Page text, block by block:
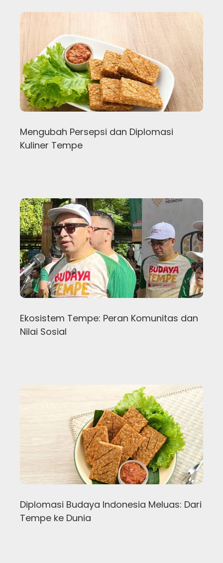
Mengubah Persepsi dan Diplomasi
Kuliner Tempe
Ekosistem Tempe: Peran Komunitas dan
Nilai Sosial
Diplomasi Budaya Indonesia Meluas: Dari
Tempe ke Dunia